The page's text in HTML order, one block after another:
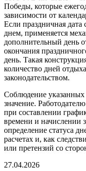
Победы, которые
зависимости от
Если праздничная
днем, применяется
дополнительный день
окончания
день. Такая
количество дней
законодательством.
Соблюдение
значение.
при составлении
времени и начислении
определение статуса
расчетах и, как
или претензий со
27.04.2026